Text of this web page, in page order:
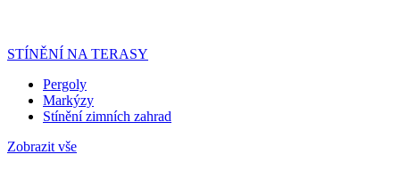
STÍNĚNÍ NA TERASY
Pergoly
Markýzy
Stínění zimních zahrad
Zobrazit vše